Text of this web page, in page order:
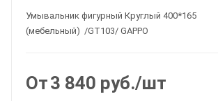
Умывальник фигурный Круглый 400*165
(мебельный) /GT103/ GAPPO
От3 840 руб./шт